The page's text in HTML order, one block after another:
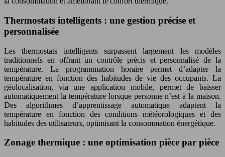
Thermostats intelligents : une gestion précise et
personnalisée
Les thermostats intelligents surpassent largement les modèles
traditionnels en offrant un contrôle précis et personnalisé de la
température. La programmation horaire permet d’adapter la
température en fonction des habitudes de vie des occupants. La
géolocalisation, via une application mobile, permet de baisser
automatiquement la température lorsque personne n’est à la maison.
Des algorithmes d’apprentissage automatique adaptent la
température en fonction des conditions météorologiques et des
habitudes des utilisateurs, optimisant la consommation énergétique.
Zonage thermique : une optimisation pièce par pièce